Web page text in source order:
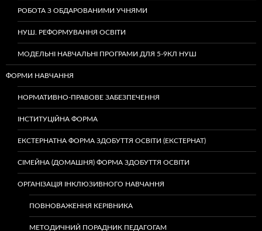
РОБОТА З ОБДАРОВАНИМИ УЧНЯМИ
НУШ. РЕФОРМУВАННЯ ОСВІТИ
МОДЕЛЬНІ НАВЧАЛЬНІ ПРОГРАМИ ДЛЯ 5-9КЛ НУШ
ФОРМИ НАВЧАННЯ
НОРМАТИВНО-ПРАВОВЕ ЗАБЕЗПЕЧЕННЯ
ІНСТИТУЦІЙНА ФОРМА
ЕКСТЕРНАТНА ФОРМА ЗДОБУТТЯ ОСВІТИ (ЕКСТЕРНАТ)
СІМЕЙНА (ДОМАШНЯ) ФОРМА ЗДОБУТТЯ ОСВІТИ
ОРГАНІЗАЦІЯ ІНКЛЮЗИВНОГО НАВЧАННЯ
ПОВНОВАЖЕННЯ КЕРІВНИКА
МЕТОДИЧНИЙ ПОРАДНИК ПЕДАГОГАМ